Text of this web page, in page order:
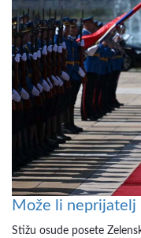
Može li neprijatelj
Stižu osude posete